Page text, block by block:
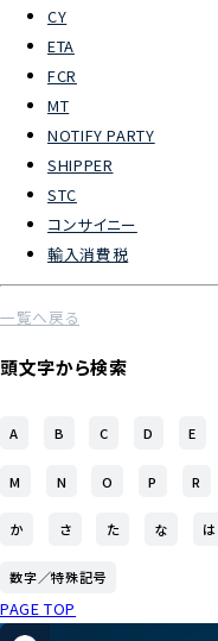
物流トピックス
CY
ETA
FCR
MT
NOTIFY PARTY
SHIPPER
STC
コンサイニー
輸入消費税
一覧へ戻る
頭文字から検索
A B C D E
M N O P R
か さ た な は
数字／特殊記号
PAGE TOP